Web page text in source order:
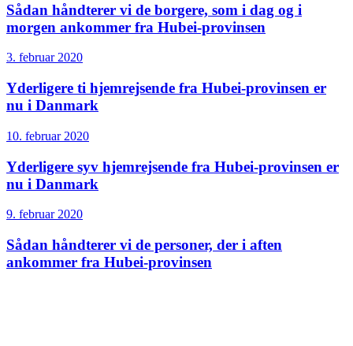
Sådan håndterer vi de borgere, som i dag og i
morgen ankommer fra Hubei-provinsen
3. februar 2020
Yderligere ti hjemrejsende fra Hubei-provinsen er
nu i Danmark
10. februar 2020
Yderligere syv hjemrejsende fra Hubei-provinsen er
nu i Danmark
9. februar 2020
Sådan håndterer vi de personer, der i aften
ankommer fra Hubei-provinsen